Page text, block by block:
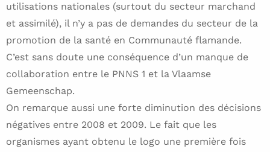
utilisations nationales (surtout du secteur marchand
et assimilé), il n’y a pas de demandes du secteur de la
promotion de la santé en Communauté flamande.
C’est sans doute une conséquence d’un manque de
collaboration entre le PNNS 1 et la Vlaamse
Gemeenschap.
On remarque aussi une forte diminution des décisions
négatives entre 2008 et 2009. Le fait que les
organismes ayant obtenu le logo une première fois